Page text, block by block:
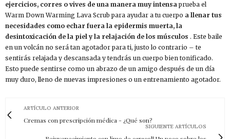
ejercicios, corres o vives de una manera muy intensa prueba el
Warm Down Warming Lava Scrub para ayudar a tu cuerpo a llenar tus
necesidades como echar fuera la epidermis muerta, la
desintoxicación de la piel y la relajación de los músculos . Este baile
en un volcán no será tan agotador para ti, justo lo contrario – te
sentirás relajada y descansada y tendrás un cuerpo bien tonificado.
Esto puede sentirse como un abrazo de un amigo después de un día
muy duro, lleno de nuevas impresiones o un entrenamiento agotador.
ARTÍCULO ANTERIOR
Cremas con prescripción médica - ¿Qué son?
SIGUIENTE ARTÍCULOS